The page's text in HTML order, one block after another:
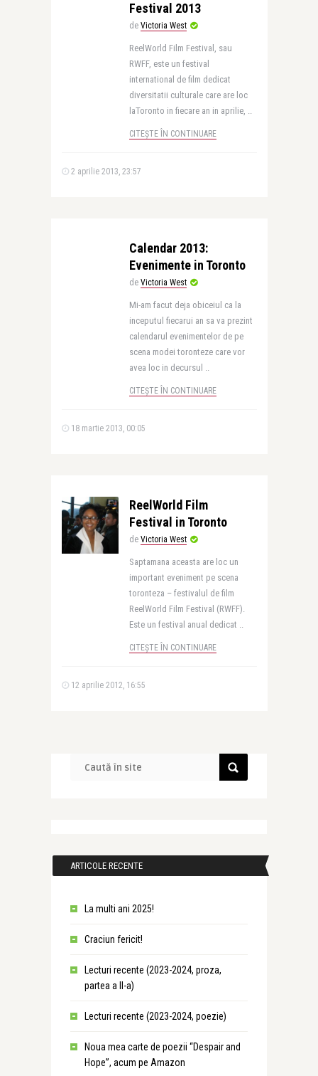
Festival 2013
de Victoria West
ReelWorld Film Festival, sau
RWFF, este un festival
international de film dedicat
diversitatii culturale care are loc
laToronto in fiecare an in aprilie, ..
CITEȘTE ÎN CONTINUARE
2 aprilie 2013, 23:57
Calendar 2013:
Evenimente in Toronto
de Victoria West
Mi-am facut deja obiceiul ca la
inceputul fiecarui an sa va prezint
calendarul evenimentelor de pe
scena modei toronteze care vor
avea loc in decursul ..
CITEȘTE ÎN CONTINUARE
18 martie 2013, 00:05
ReelWorld Film
Festival in Toronto
de Victoria West
Saptamana aceasta are loc un
important eveniment pe scena
toronteza – festivalul de film
ReelWorld Film Festival (RWFF).
Este un festival anual dedicat ..
CITEȘTE ÎN CONTINUARE
12 aprilie 2012, 16:55
ARTICOLE RECENTE
La multi ani 2025!
Craciun fericit!
Lecturi recente (2023-2024, proza,
partea a II-a)
Lecturi recente (2023-2024, poezie)
Noua mea carte de poezii “Despair and
Hope”, acum pe Amazon